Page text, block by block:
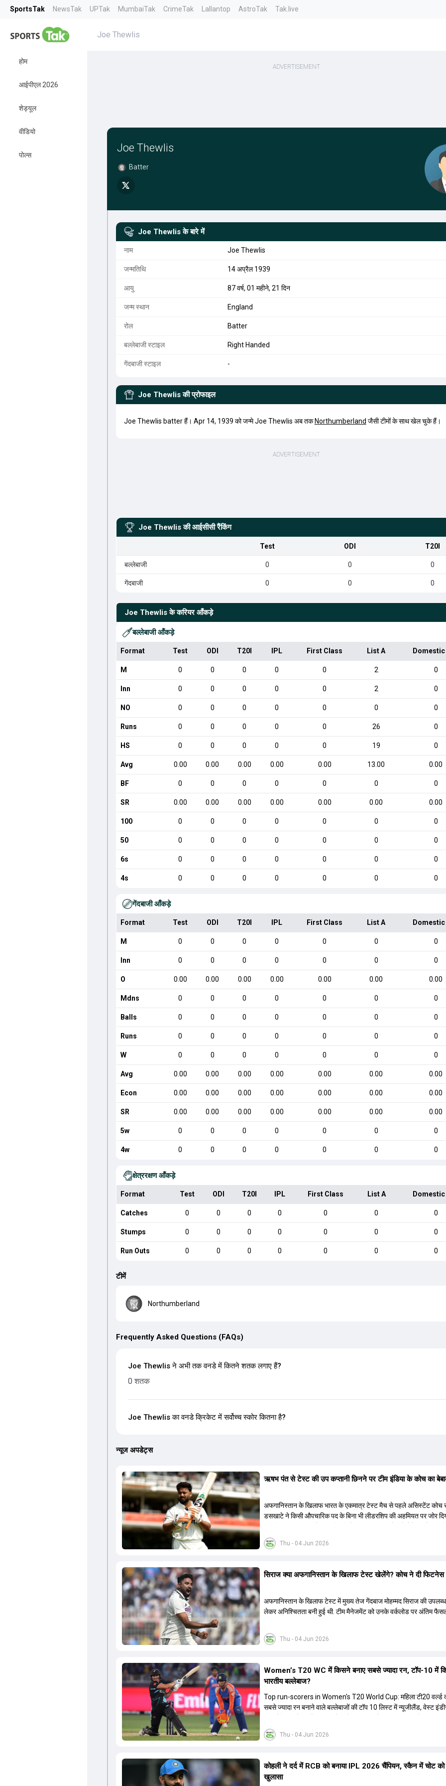
SportsTak NewsTak UPTak MumbaiTak CrimeTak Lallantop AstroTak Tak.live
होम
आईपीएल 2026
शेड्यूल
वीडियो
पोल्स
Joe Thewlis
Joe Thewlis
Batter
Joe Thewlis के बारे में
नाम Joe Thewlis
जन्मतिथि 14 अप्रैल 1939
आयु 87 वर्ष, 01 महीने, 21 दिन
जन्म स्थान England
रोल Batter
बल्लेबाजी स्टाइल Right Handed
गेंदबाजी स्टाइल -
Joe Thewlis की प्रोफाइल
Joe Thewlis batter हैं। Apr 14, 1939 को जन्मे Joe Thewlis अब तक Northumberland जैसी टीमों के साथ खेल चुके हैं।
Joe Thewlis की आईसीसी रैंकिंग
Test ODI T20I
बल्लेबाजी 0 0 0
गेंदबाजी 0 0 0
Joe Thewlis के करियर आँकड़े
बल्लेबाजी आँकड़े
Format Test ODI T20I IPL First Class List A
M 0 0 0 0 0 2 0
Inn 0 0 0 0 0 2 0
NO 0 0 0 0 0 0 0
Runs 0 0 0 0 0 26 0
HS 0 0 0 0 0 19 0
Avg 0.00 0.00 0.00 0.00 0.00 13.00 0.00
BF 0 0 0 0 0 0 0
SR 0.00 0.00 0.00 0.00 0.00 0.00 0.00
100 0 0 0 0 0 0 0
50 0 0 0 0 0 0 0
6s 0 0 0 0 0 0 0
4s 0 0 0 0 0 0 0
गेंदबाजी आँकड़े
Format Test ODI T20I IPL First Class List A
M 0 0 0 0 0 0 0
Inn 0 0 0 0 0 0 0
O 0.00 0.00 0.00 0.00 0.00 0.00 0.00
Mdns 0 0 0 0 0 0 0
Balls 0 0 0 0 0 0 0
Runs 0 0 0 0 0 0 0
W 0 0 0 0 0 0 0
Avg 0.00 0.00 0.00 0.00 0.00 0.00 0.00
Econ 0.00 0.00 0.00 0.00 0.00 0.00 0.00
SR 0.00 0.00 0.00 0.00 0.00 0.00 0.00
5w 0 0 0 0 0 0 0
4w 0 0 0 0 0 0 0
क्षेत्ररक्षण आँकड़े
Format Test ODI T20I IPL First Class List A
Catches 0 0 0 0 0 0 0
Stumps 0 0 0 0 0 0 0
Run Outs 0 0 0 0 0 0 0
टीमें
Northumberland
Frequently Asked Questions (FAQs)
Joe Thewlis ने अभी तक वनडे में कितने शतक लगाए हैं?
0 शतक
Joe Thewlis का वनडे क्रिकेट में सर्वोच्च स्कोर कितना है?
न्यूज अपडेट्स
Thu - 04 Jun 2026
ऋषभ पंत से टेस्ट की उप कप्तानी छिनने पर टीम इंडिया के कोच का
अफगानिस्तान के खिलाफ भारत के एकमात्र टेस्ट मैच से पहले असिस्टेंट कोच
डसखाटे ने किसी औपचारिक पद के बिना भी लीडरशिप की अहमियत पर जोर
Thu - 04 Jun 2026
सिराज क्या अफगान‍िस्तान के ख‍िलाफ टेस्ट खेलेंगे? कोच ने दी
अफगान‍िस्तान के ख‍िलाफ टेस्ट में मुख्य तेज गेंदबाज मोहम्मद सिराज की
लेकर अनिश्चितता बनी हुई थी. टीम मैनेजमेंट को उनके वर्कलोड पर अंतिम
Thu - 04 Jun 2026
Women’s T20 WC में किसने बनाए सबसे ज्यादा रन, टॉप-10 में
भारतीय बल्लेबाज?
Top run-scorers in Women's T20 World Cup: महिला टी20 वर्ल्ड
सबसे ज्यादा रन बनाने वाले बल्लेबाजों की टॉप 10 लिस्ट में न्यूजीलैंड, वेस्ट
खिलाड़ी शामिल हैं. न्यूजीलैंड की दो और वेस्ट इंडीज की दो खिलाड़ी भी इस
बनाने में कामयाब रही हैं.
कोहली ने दर्द में RCB को बनाया IPL 2026 चैंप‍ियन, स्कैन में चोट को लेकर
खुलासा